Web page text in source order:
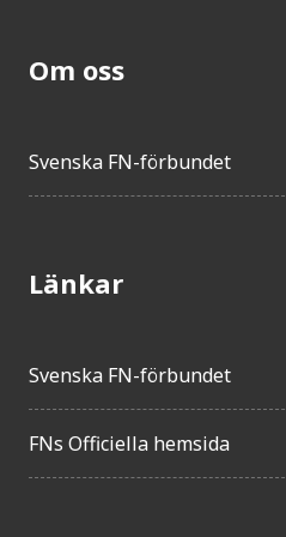
Om oss
Svenska FN-förbundet
Länkar
Svenska FN-förbundet
FNs Officiella hemsida